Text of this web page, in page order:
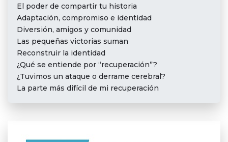
El poder de compartir tu historia
Adaptación, compromiso e identidad
Diversión, amigos y comunidad
Las pequeñas victorias suman
Reconstruir la identidad
¿Qué se entiende por “recuperación”?
¿Tuvimos un ataque o derrame cerebral?
La parte más difícil de mi recuperación